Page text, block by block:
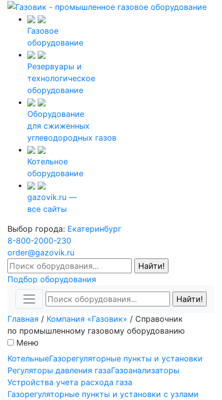
Газовое
оборудование
Резервуары и
технологическое
оборудование
Оборудование
для сжиженных
углеводородных газов
Котельное
оборудование
gazovik.ru —
все сайты
Выбор города: Екатеринбург
8-800-2000-230
order@gazovik.ru
Подбор оборудования
Главная / Компания «Газовик» / Справочник
по промышленному газовому оборудованию
Меню
КотельныеГазорегуляторные пункты и установки
Регуляторы давления газаГазоанализаторы
Устройства учета расхода газа
Газорегуляторные пункты и установки с узлами